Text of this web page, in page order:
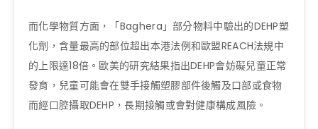
而化學物質方面，「Baghera」部分物料中驗出的DEHP塑
化劑，含量最高的部位超出本港法例和歐盟REACH法規中
的上限達18倍。歐美的研究結果指出DEHP會妨礙兒童正常
發育，兒童可能會在雙手接觸塑膠部件後觸及口部或食物
而經口腔攝取DEHP，長期接觸或會對健康構成風險。